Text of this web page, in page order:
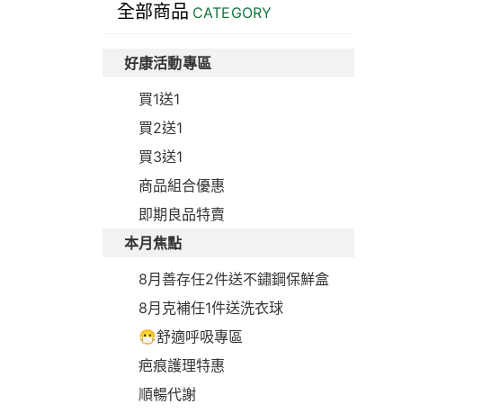
全部商品 CATEGORY
好康活動專區
買1送1
買2送1
買3送1
商品組合優惠
即期良品特賣
本月焦點
8月善存任2件送不鏽鋼保鮮盒
8月克補任1件送洗衣球
😷舒適呼吸專區
疤痕護理特惠
順暢代謝